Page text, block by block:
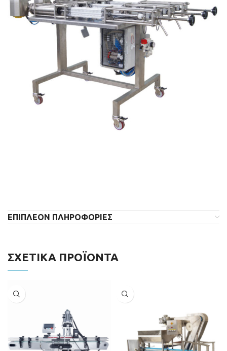
ΕΠΙΠΛΈΟΝ ΠΛΗΡΟΦΟΡΊΕΣ
ΣΧΕΤΙΚΆ ΠΡΟΪΌΝΤΑ